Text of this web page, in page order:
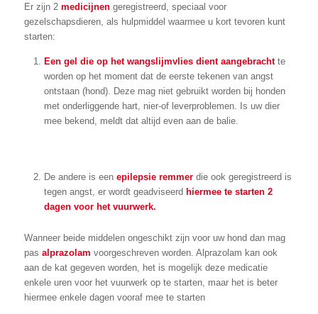
Er zijn 2 medicijnengeregistreerd, speciaal voor
gezelschapsdieren, als hulpmiddel waarmee u kort tevoren kunt
starten:
Een gel die op het wangslijmvlies dient aangebrachtte
worden op het moment dat de eerste tekenen van angst
ontstaan (hond). Deze mag niet gebruikt worden bij honden
met onderliggende hart, nier-of leverproblemen. Is uw dier
mee bekend, meldt dat altijd even aan de balie.
De andere is eenepilepsie remmerdie ook geregistreerd is
tegen angst, er wordt geadviseerd hiermee te starten 2
dagen voor het vuurwerk.
Wanneer beide middelen ongeschikt zijn voor uw hond dan mag
pas alprazolam voorgeschreven worden. Alprazolam kan ook
aan de kat gegeven worden, het is mogelijk deze medicatie
enkele uren voor het vuurwerk op te starten, maar het is beter
hiermee enkele dagen vooraf mee te starten